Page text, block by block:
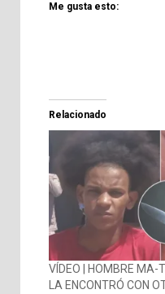
Me gusta esto:
Relacionado
VÍDEO | HOMBRE MA-
LA ENCONTRÓ CON